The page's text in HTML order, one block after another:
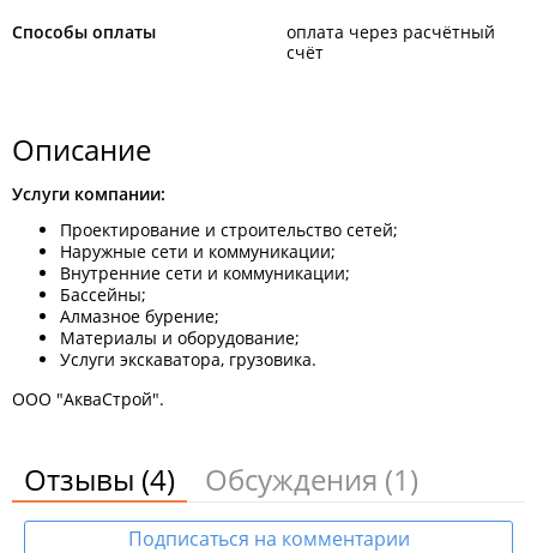
Способы оплаты
оплата через расчётный
счёт
Описание
Услуги компании:
Проектирование и строительство сетей;
Наружные сети и коммуникации;
Внутренние сети и коммуникации;
Бассейны;
Алмазное бурение;
Материалы и оборудование;
Услуги экскаватора, грузовика.
ООО "АкваСтрой".
Отзывы (4) Обсуждения (1)
Подписаться на комментарии